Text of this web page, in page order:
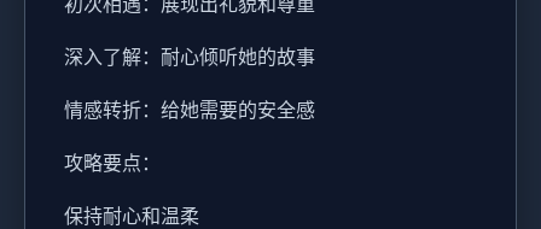
深入了解：耐心倾听她的故事
情感转折：给她需要的安全感
攻略要点：
保持耐心和温柔